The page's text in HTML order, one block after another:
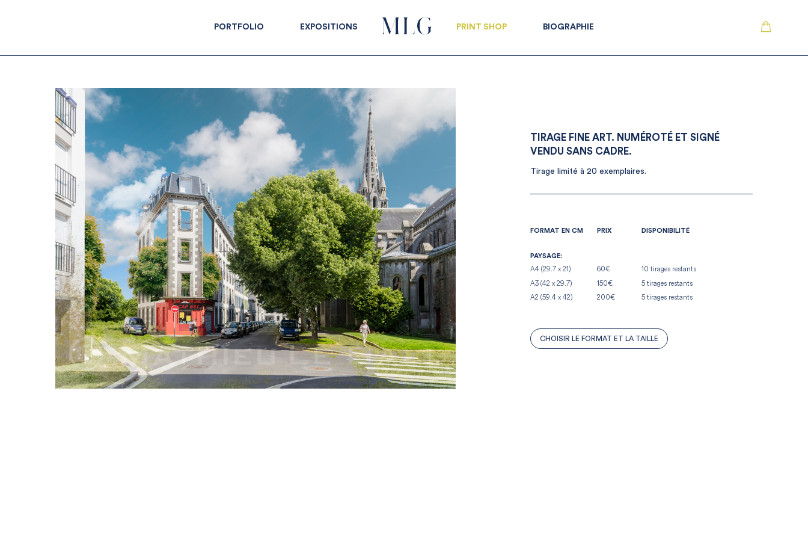
PORTFOLIO EXPOSITIONS PRINT SHOP BIOGRAPHIE
TIRAGE FINE ART. NUMÉROTÉ ET SIGNÉ
VENDU SANS CADRE.
Tirage limité à 20 exemplaires.
FORMAT EN CM PRIX DISPONIBILITÉ
PAYSAGE:
A4 (29.7 x 21) 60€
10 tirages restants
A3 (42 x 29.7)
150€
5 tirages restants
A2 (59.4 x 42)
200€ 5 tirages restants
CHOISIR LE FORMAT ET LA TAILLE